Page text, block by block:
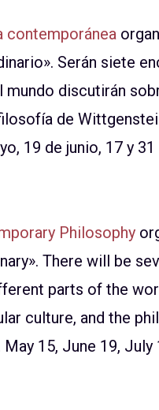
contemporánea
Serán siete
discutirán
de
19 de junio, 17 y
Philosophy
There will be
parts of the
culture, and the
15, June 19, July